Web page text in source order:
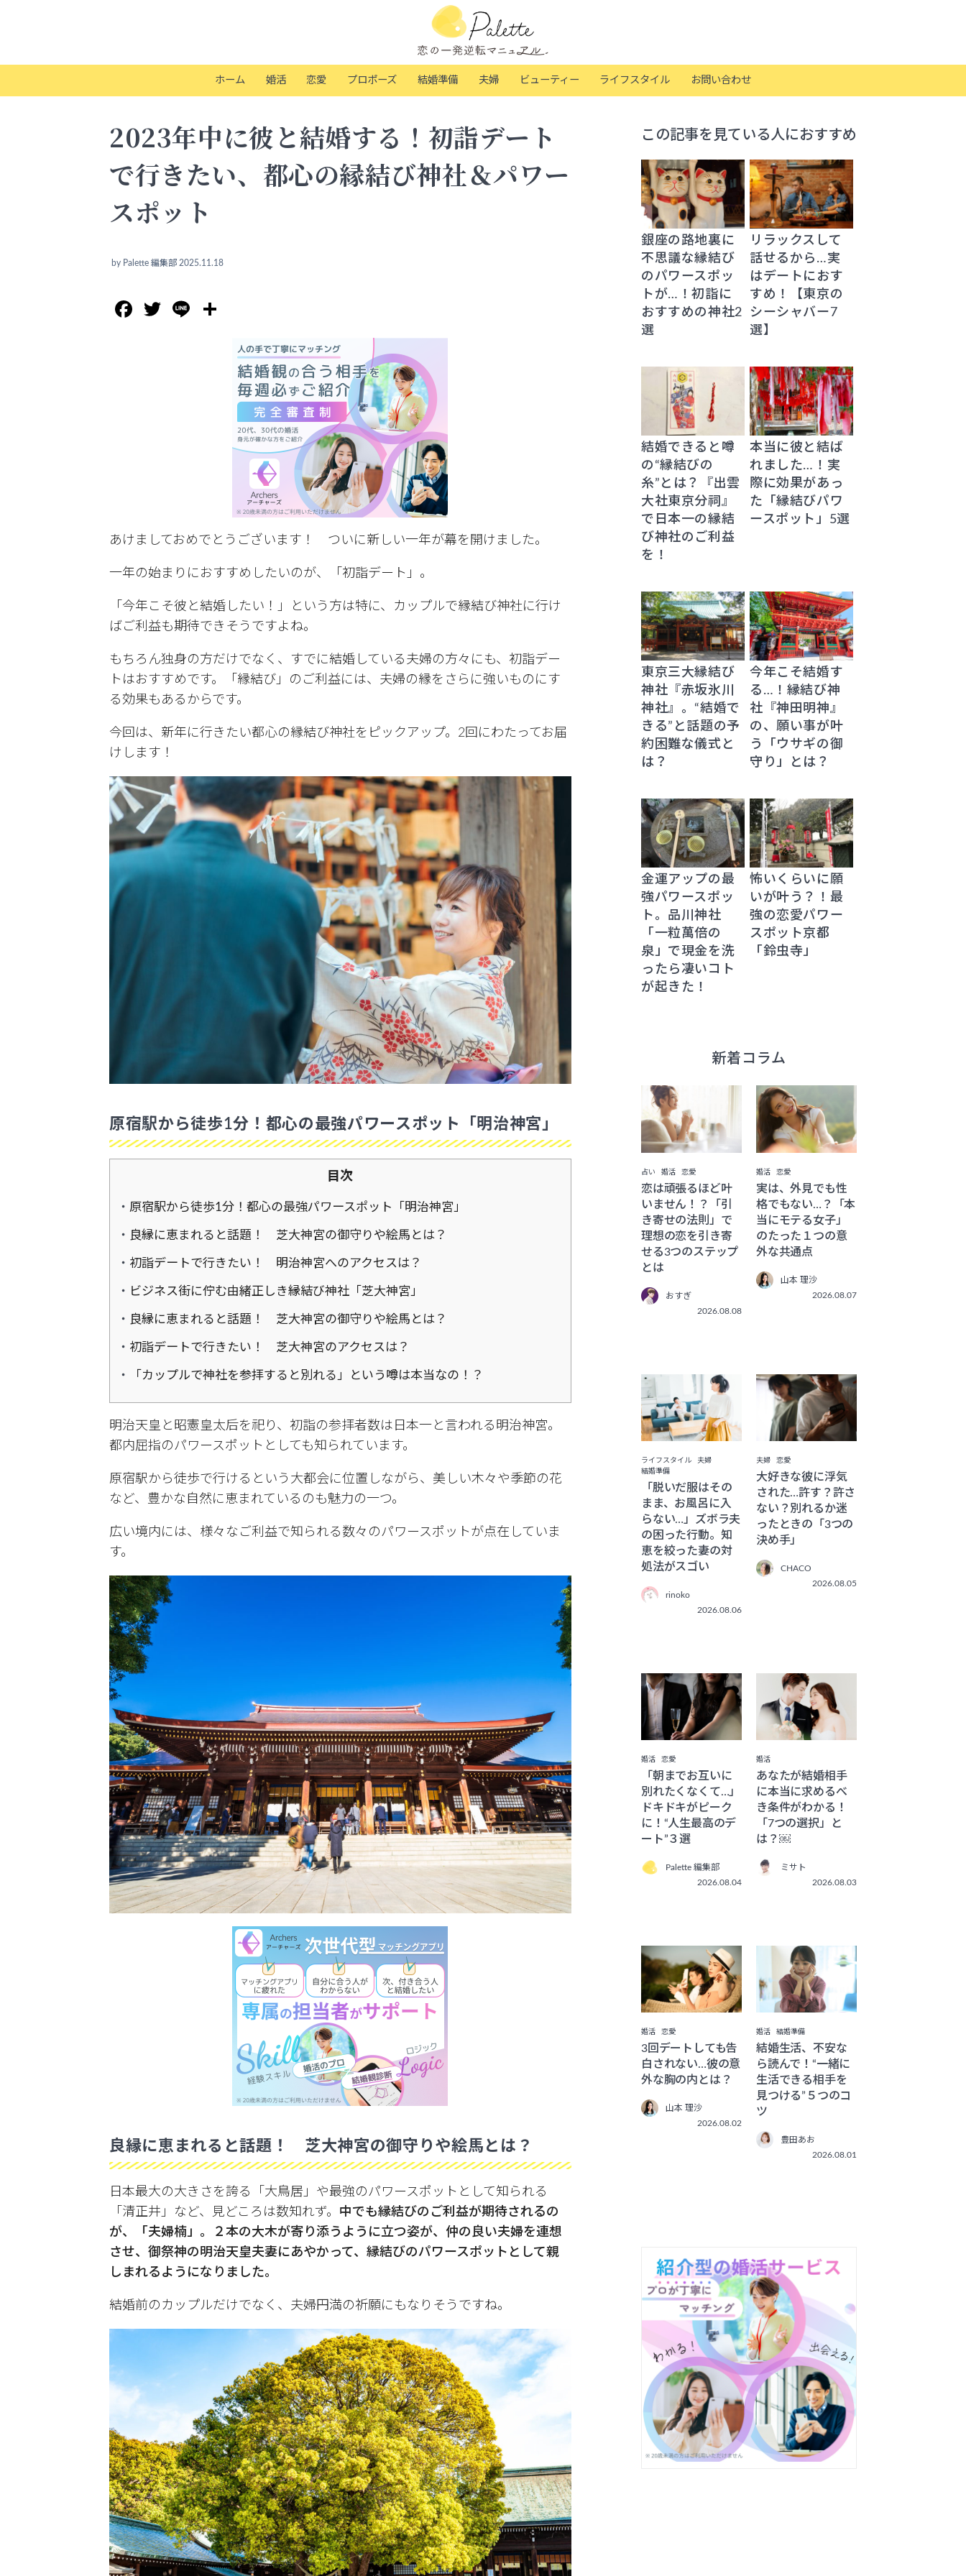
ホーム 婚活 恋愛 プロポーズ 結婚準備 夫婦 ビューティー ライフスタイル お問い合わせ
2023年中に彼と結婚する！初詣デート
で行きたい、都心の縁結び神社＆パワー
スポット
by Palette 編集部 2025.11.18
Facebook
Twitter
Line
あけましておめでとうございます！ ついに新しい一年が幕を開けました。
一年の始まりにおすすめしたいのが、「初詣デート」。
「今年こそ彼と結婚したい！」という方は特に、カップルで縁結び神社に行け
ばご利益も期待できそうですよね。
もちろん独身の方だけでなく、すでに結婚している夫婦の方々にも、初詣デー
トはおすすめです。「縁結び」のご利益には、夫婦の縁をさらに強いものにす
る効果もあるからです。
今回は、新年に行きたい都心の縁結び神社をピックアップ。2回にわたってお届
けします！
原宿駅から徒歩1分！都心の最強パワースポット「明治神宮」
目次
原宿駅から徒歩1分！都心の最強パワースポット「明治神宮」
良縁に恵まれると話題！ 芝大神宮の御守りや絵馬とは？
初詣デートで行きたい！ 明治神宮へのアクセスは？
ビジネス街に佇む由緒正しき縁結び神社「芝大神宮」
良縁に恵まれると話題！ 芝大神宮の御守りや絵馬とは？
初詣デートで行きたい！ 芝大神宮のアクセスは？
「カップルで神社を参拝すると別れる」という噂は本当なの！？
明治天皇と昭憲皇太后を祀り、初詣の参拝者数は日本一と言われる明治神宮。
都内屈指のパワースポットとしても知られています。
原宿駅から徒歩で行けるという大都会に位置しながら、美しい木々や季節の花
など、豊かな自然に恵まれているのも魅力の一つ。
広い境内には、様々なご利益で知られる数々のパワースポットが点在していま
す。
良縁に恵まれると話題！ 芝大神宮の御守りや絵馬とは？
日本最大の大きさを誇る「大鳥居」や最強のパワースポットとして知られる
「清正井」など、見どころは数知れず。 中でも縁結びのご利益が期待されるの
が、「夫婦楠」。２本の大木が寄り添うように立つ姿が、仲の良い夫婦を連想
させ、御祭神の明治天皇夫妻にあやかって、縁結びのパワースポットとして親
しまれるようになりました。
結婚前のカップルだけでなく、夫婦円満の祈願にもなりそうですね。
この記事を見ている人におすすめ
銀座の路地裏に
不思議な縁結び
のパワースポッ
トが…！初詣に
おすすめの神社2
選
リラックスして
話せるから…実
はデートにおす
すめ！【東京の
シーシャバー7
選】
結婚できると噂
の“縁結びの
糸”とは？『出雲
大社東京分祠』
で日本一の縁結
び神社のご利益
を！
本当に彼と結ば
れました…！実
際に効果があっ
た「縁結びパワ
ースポット」5選
東京三大縁結び
神社『赤坂氷川
神社』。“結婚で
きる”と話題の予
約困難な儀式と
は？
今年こそ結婚す
る…！縁結び神
社『神田明神』
の、願い事が叶
う「ウサギの御
守り」とは？
金運アップの最
強パワースポッ
ト。品川神社
「一粒萬倍の
泉」で現金を洗
ったら凄いコト
が起きた！
怖いくらいに願
いが叶う？！最
強の恋愛パワー
スポット京都
「鈴虫寺」
新着コラム
占い 婚活 恋愛
恋は頑張るほど叶
いません！？「引
き寄せの法則」で
理想の恋を引き寄
せる3つのステップ
とは
おすぎ
2026.08.08
婚活 恋愛
実は、外見でも性
格でもない…？「本
当にモテる女子」
のたった１つの意
外な共通点
山本 理沙
2026.08.07
ライフスタイル
夫婦
結婚準備
「脱いだ服はその
まま、お風呂に入
らない…」ズボラ夫
の困った行動。知
恵を絞った妻の対
処法がスゴい
rinoko
2026.08.06
夫婦 恋愛
大好きな彼に浮気
された…許す？許さ
ない？別れるか迷
ったときの「3つの
決め手」
CHACO
2026.08.05
婚活 恋愛
「朝までお互いに
別れたくなくて…」
ドキドキがピーク
に！“人生最高のデ
ート”３選
Palette 編集部
2026.08.04
婚活
あなたが結婚相手
に本当に求めるべ
き条件がわかる！
「7つの選択」と
は？￼
ミサト
2026.08.03
婚活 恋愛
3回デートしても告
白されない…彼の意
外な胸の内とは？
山本 理沙
2026.08.02
婚活 結婚準備
結婚生活、不安な
ら読んで！“一緒に
生活できる相手を
見つける”５つのコ
ツ
豊田あお
2026.08.01